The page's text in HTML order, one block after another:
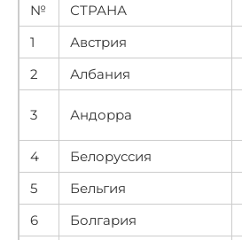
№ СТРАНА
1
Австрия
2
Албания
3 Андорра
4
Белоруссия
5
Бельгия
6
Болгария